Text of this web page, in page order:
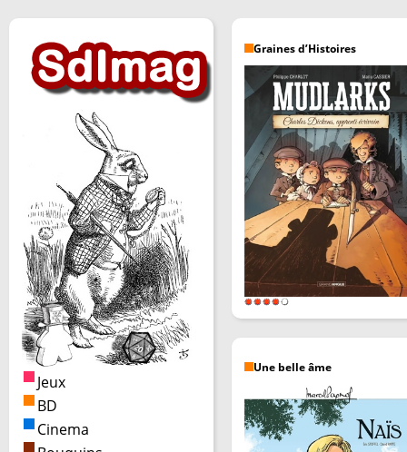
Jeux
BD
Cinema
Graines d’Histoires
Une belle âme